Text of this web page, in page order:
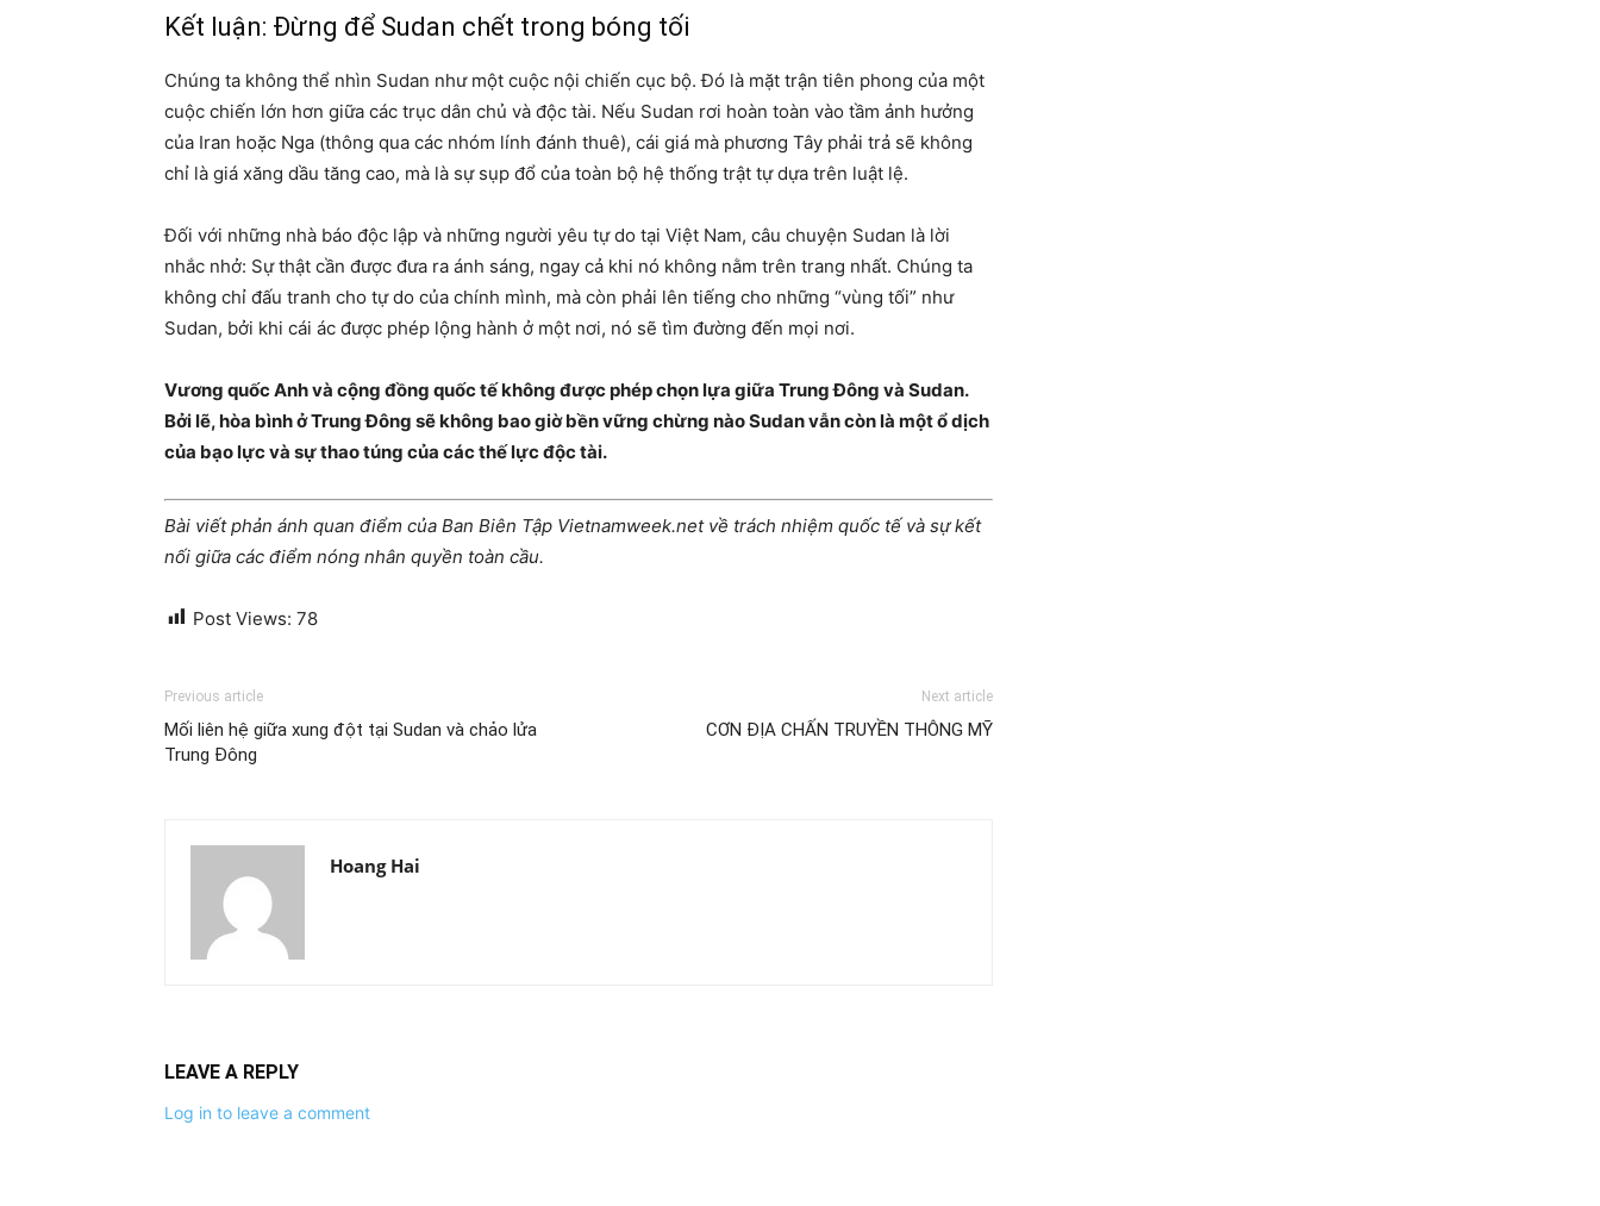
Kết luận: Đừng để Sudan chết trong bóng tối
Chúng ta không thể nhìn Sudan như một cuộc nội chiến cục bộ. Đó là mặt trận tiên phong của một
cuộc chiến lớn hơn giữa các trục dân chủ và độc tài. Nếu Sudan rơi hoàn toàn vào tầm ảnh hưởng
của Iran hoặc Nga (thông qua các nhóm lính đánh thuê), cái giá mà phương Tây phải trả sẽ không
chỉ là giá xăng dầu tăng cao, mà là sự sụp đổ của toàn bộ hệ thống trật tự dựa trên luật lệ.
Đối với những nhà báo độc lập và những người yêu tự do tại Việt Nam, câu chuyện Sudan là lời
nhắc nhở: Sự thật cần được đưa ra ánh sáng, ngay cả khi nó không nằm trên trang nhất. Chúng ta
không chỉ đấu tranh cho tự do của chính mình, mà còn phải lên tiếng cho những “vùng tối” như
Sudan, bởi khi cái ác được phép lộng hành ở một nơi, nó sẽ tìm đường đến mọi nơi.
Vương quốc Anh và cộng đồng quốc tế không được phép chọn lựa giữa Trung Đông và Sudan.
Bởi lẽ, hòa bình ở Trung Đông sẽ không bao giờ bền vững chừng nào Sudan vẫn còn là một ổ dịch
của bạo lực và sự thao túng của các thế lực độc tài.
Bài viết phản ánh quan điểm của Ban Biên Tập Vietnamweek.net về trách nhiệm quốc tế và sự kết
nối giữa các điểm nóng nhân quyền toàn cầu.
Post Views: 78
Previous article
Mối liên hệ giữa xung đột tại Sudan và chảo lửa
Trung Đông
Next article
CƠN ĐỊA CHẤN TRUYỀN THÔNG MỸ
Hoang Hai
LEAVE A REPLY
Log in to leave a comment